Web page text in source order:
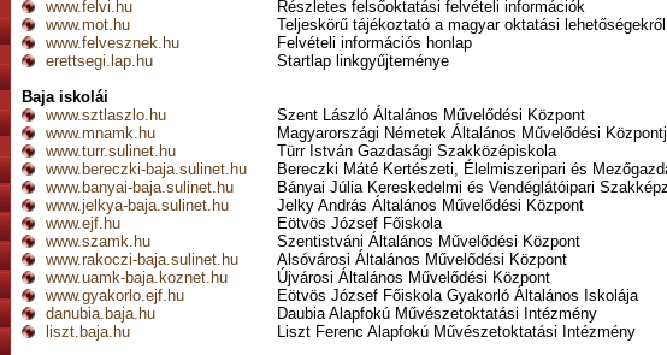
www.felvi.hu
Részletes felsőoktatási felvételi információk
www.mot.hu
Teljeskörű tájékoztató a magyar oktatási lehetőségekről
www.felvesznek.hu
Felvételi információs honlap
erettsegi.lap.hu
Startlap linkgyűjteménye
Baja iskolái
www.sztlaszlo.hu
Szent László Általános Művelődési Központ
www.mnamk.hu
Magyarországi Németek Általános Művelődési
www.turr.sulinet.hu
Türr István Gazdasági Szakközépiskola
www.bereczki-baja.sulinet.hu
Bereczki Máté Kertészeti, Élelmiszeripari és
www.banyai-baja.sulinet.hu
Bányai Júlia Kereskedelmi és Vendéglátóipari
www.jelkya-baja.sulinet.hu
Jelky András Általános Művelődési Központ
www.ejf.hu
Eötvös József Főiskola
www.szamk.hu
Szentistváni Általános Művelődési Központ
www.rakoczi-baja.sulinet.hu
Alsóvárosi Általános Művelődési Központ
www.uamk-baja.koznet.hu
Újvárosi Általános Művelődési Központ
www.gyakorlo.ejf.hu
Eötvös József Főiskola Gyakorló Általános Iskolája
danubia.baja.hu
Daubia Alapfokú Művészetoktatási Intézmény
liszt.baja.hu
Liszt Ferenc Alapfokú Művészetoktatási Intézmény